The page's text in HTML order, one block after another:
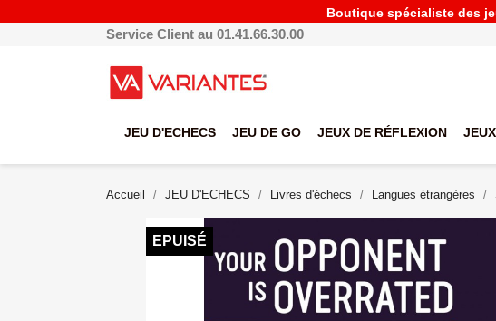
Boutique spécialiste des
Service Client au 01.41.66.30.00
JEU D'ECHECS JEU DE GO JEUX DE RÉFLEXION
Accueil JEU D'ECHECS Livres d'échecs Langues étrangères
EPUISÉ